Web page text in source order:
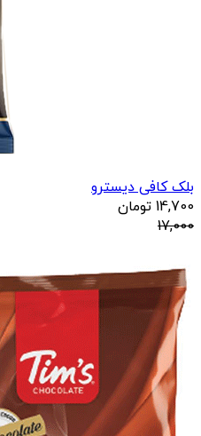
بلک کافی دیسترو
14,700 تومان
17,000